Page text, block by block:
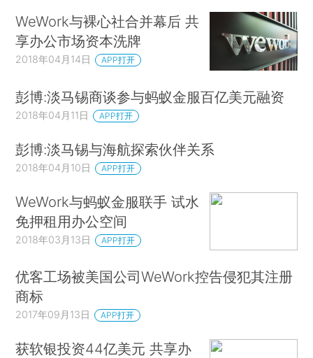
WeWork与裸心社合并幕后 共
享办公市场资本洗牌
2018年04月14日 APP打开
彭博:淡马锡商谈参与蚂蚁金服百亿美元融资
2018年04月11日 APP打开
彭博:淡马锡与海航探索伙伴关系
2018年04月10日 APP打开
WeWork与蚂蚁金服联手 试水
免押租用办公空间
2018年03月13日 APP打开
优客工场被美国公司WeWork控告侵犯其注册
商标
2017年09月13日 APP打开
获软银投资44亿美元 共享办